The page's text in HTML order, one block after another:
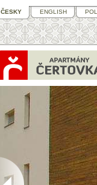
ČESKY ENGLISH